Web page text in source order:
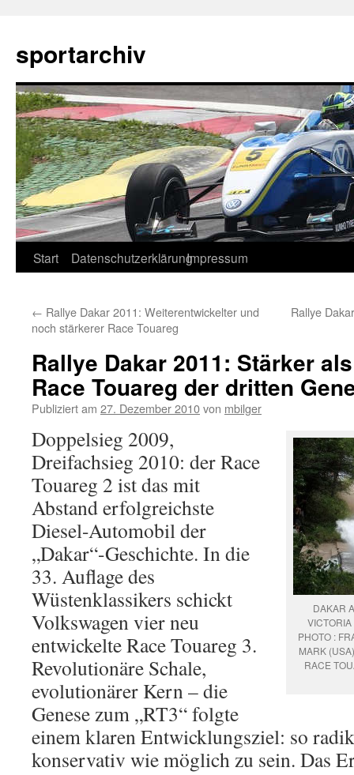
sportarchiv
Zum
springen
Start DatenschutzerklärungImpressum
← Rallye Dakar 2011: Weiterentwickelter und
noch stärkerer Race Touareg
Rallye
Rallye Dakar 2011: Stärker
Race Touareg der dritten
Publiziert am 27. Dezember 2010von mbilger
DAKAR
PHOTO :
MARK
RACE
Doppelsieg 2009,
Dreifachsieg 2010: der Race
Touareg 2 ist das mit
Abstand erfolgreichste
Diesel-Automobil der
„Dakar“-Geschichte. In die
33. Auflage des
Wüstenklassikers schickt
Volkswagen vier neu
entwickelte Race Touareg 3.
Revolutionäre Schale,
evolutionärer Kern – die
Genese zum „RT3“ folgte
einem klaren Entwicklungsziel: so
konservativ wie möglich zu sein. Das